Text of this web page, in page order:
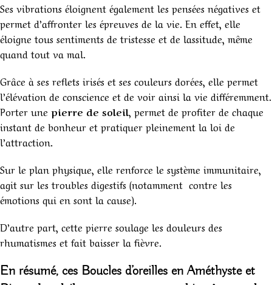
Ses vibrations éloignent également les pensées négatives et
permet d’affronter les épreuves de la vie. En effet, elle
éloigne tous sentiments de tristesse et de lassitude, même
quand tout va mal.
Grâce à ses reflets irisés et ses couleurs dorées, elle permet
l’élévation de conscience et de voir ainsi la vie différemment.
Porter une pierre de soleil, permet de profiter de chaque
instant de bonheur et pratiquer pleinement la loi de
l’attraction.
Sur le plan physique, elle renforce le système immunitaire,
agit sur les troubles digestifs (notamment contre les
émotions qui en sont la cause).
D’autre part, cette pierre soulage les douleurs des
rhumatismes et fait baisser la fièvre.
En résumé, ces Boucles d’oreilles en Améthysteet